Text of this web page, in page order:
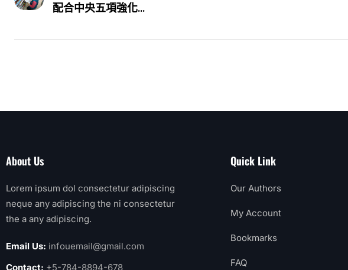
配合中央五項強化...
About Us
Lorem ipsum dol consectetur adipiscing
neque any adipiscing the ni consectetur
the a any adipiscing.
Email Us: infouemail@gmail.com
Contact: +5-784-8894-678
Quick Link
Our Authors
My Account
Bookmarks
FAQ